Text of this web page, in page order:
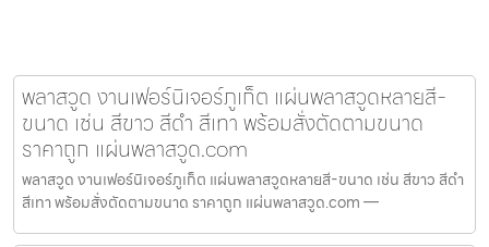
พลาสวูด งานเฟอร์นิเจอร์ภูเก็ต แผ่นพลาสวูดหลายสี-
ขนาด เช่น สีขาว สีดำ สีเทา พร้อมสั่งตัดตามขนาด
ราคาถูก แผ่นพลาสวูด.com
พลาสวูด งานเฟอร์นิเจอร์ภูเก็ต แผ่นพลาสวูดหลายสี-ขนาด เช่น สีขาว สีดำ
สีเทา พร้อมสั่งตัดตามขนาด ราคาถูก แผ่นพลาสวูด.com —